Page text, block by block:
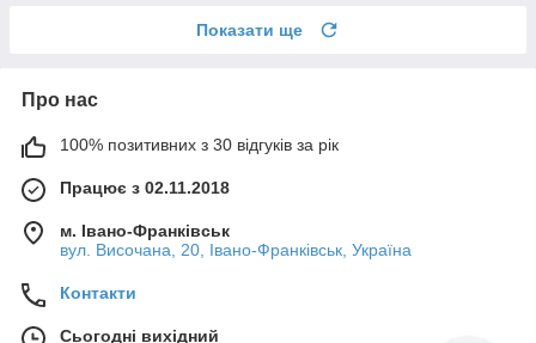
Показати ще
Про нас
100% позитивних з 30 відгуків за рік
Працює з 02.11.2018
м. Івано-Франківськ
вул. Височана, 20, Івано-Франківськ, Україна
Контакти
Сьогодні вихідний